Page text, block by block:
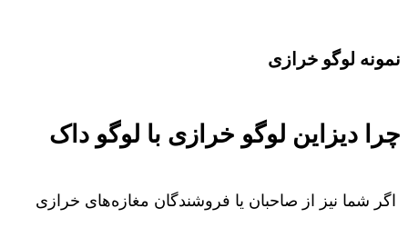
نمونه لوگو خرازی
چرا دیزاین لوگو خرازی با لوگو داک
اگر شما نیز از صاحبان یا فروشندگان مغازه‌های خرازی